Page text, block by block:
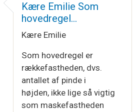
og tak for vejledningen…
Kære Emilie Som
hovedregel…
Kære Emilie
Som hovedregel er
rækkefastheden, dvs.
antallet af pinde i
højden, ikke lige så vigtig
som maskefastheden